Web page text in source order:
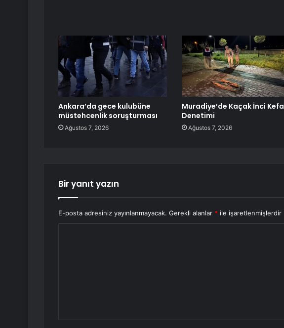
Ankara’da gece kulubüne
müstehcenlik soruşturması
Ağustos 7, 2026
Muradiye’de Kaçak İnci
Denetimi
Ağustos 7, 2026
Bir yanıt yazın
E-posta adresiniz yayınlanmayacak. Gerekli alanlar * ile işaretlenmişlerdir